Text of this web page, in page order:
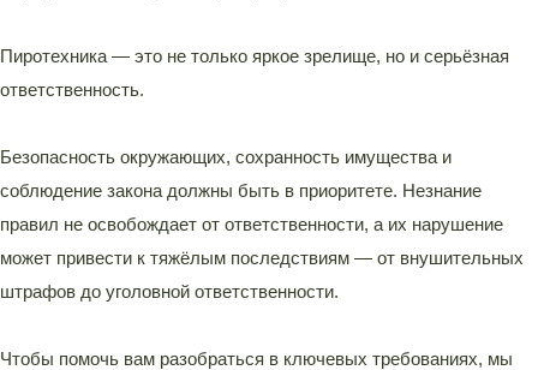
Пиротехника — это не только яркое зрелище, но и серьёзная
ответственность.
Безопасность окружающих, сохранность имущества и
соблюдение закона должны быть в приоритете. Незнание
правил не освобождает от ответственности, а их нарушение
может привести к тяжёлым последствиям — от внушительных
штрафов до уголовной ответственности.
Чтобы помочь вам разобраться в ключевых требованиях, мы